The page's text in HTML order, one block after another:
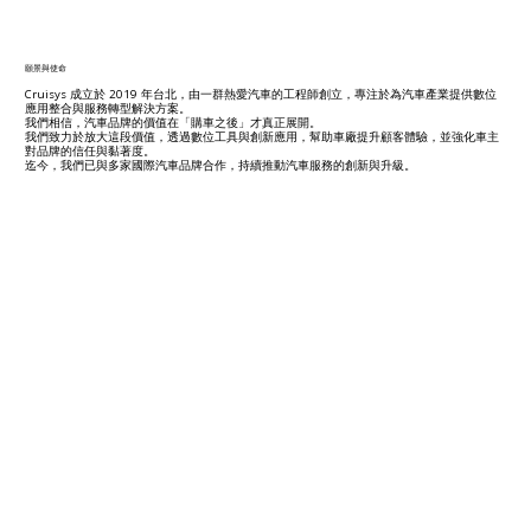
​願景與使命
Cruisys 成立於 2019 年台北，由一群熱愛汽車的工程師創立，專注於為汽車產業提供數位
應用整合與服務轉型解決方案。
我們相信，汽車品牌的價值在「購車之後」才真正展開。
我們致力於放大這段價值，透過數位工具與創新應用，幫助車廠提升顧客體驗，並強化車主
對品牌的信任與黏著度。
迄今，我們已與多家國際汽車品牌合作，持續推動汽車服務的創新與升級。